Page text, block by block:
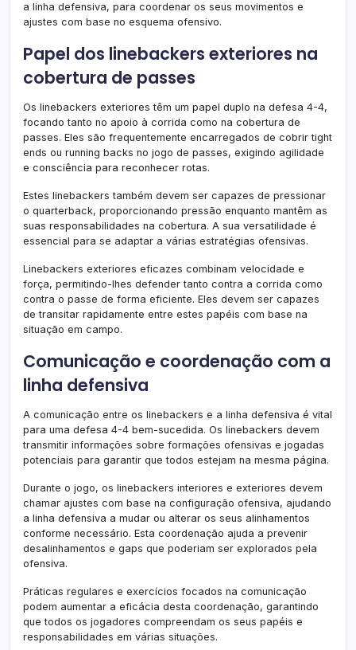
a linha defensiva, para coordenar os seus movimentos e
ajustes com base no esquema ofensivo.
Papel dos linebackers exteriores na
cobertura de passes
Os linebackers exteriores têm um papel duplo na defesa 4-4,
focando tanto no apoio à corrida como na cobertura de
passes. Eles são frequentemente encarregados de cobrir tight
ends ou running backs no jogo de passes, exigindo agilidade
e consciência para reconhecer rotas.
Estes linebackers também devem ser capazes de pressionar
o quarterback, proporcionando pressão enquanto mantêm as
suas responsabilidades na cobertura. A sua versatilidade é
essencial para se adaptar a várias estratégias ofensivas.
Linebackers exteriores eficazes combinam velocidade e
força, permitindo-lhes defender tanto contra a corrida como
contra o passe de forma eficiente. Eles devem ser capazes
de transitar rapidamente entre estes papéis com base na
situação em campo.
Comunicação e coordenação com a
linha defensiva
A comunicação entre os linebackers e a linha defensiva é vital
para uma defesa 4-4 bem-sucedida. Os linebackers devem
transmitir informações sobre formações ofensivas e jogadas
potenciais para garantir que todos estejam na mesma página.
Durante o jogo, os linebackers interiores e exteriores devem
chamar ajustes com base na configuração ofensiva, ajudando
a linha defensiva a mudar ou alterar os seus alinhamentos
conforme necessário. Esta coordenação ajuda a prevenir
desalinhamentos e gaps que poderiam ser explorados pela
ofensiva.
Práticas regulares e exercícios focados na comunicação
podem aumentar a eficácia desta coordenação, garantindo
que todos os jogadores compreendam os seus papéis e
responsabilidades em várias situações.